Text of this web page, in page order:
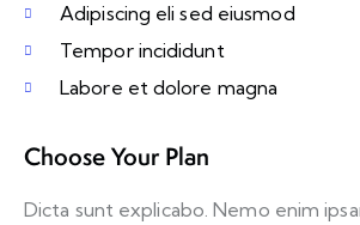
Adipiscing eli sed eiusmod
Tempor incididunt
Labore et dolore magna
Choose Your Plan
Dicta sunt explicabo. Nemo enim